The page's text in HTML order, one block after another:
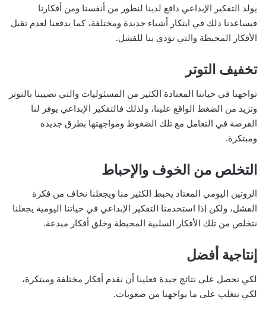
يولد التفكير الإبداعي دافع لدينا لنطور من أنفسنا ومن أفكارنا
فيساعدنا ذلك في ابتكار أشياء جديدة ومختلفة، كما يدفعنا لعدم تقبل
الأفكار المحبطة والتي تؤدي بنا للفشل.
تخفيف التوتر
تواجهنا في حياتنا المعتادة الكثير من المسئوليات والتي تصيبنا بالتوتر
وتزيد من الضغط الواقع علينا، ولذلك فالتفكير الإبداعي يوفر لنا
الفرصة في التعامل مع تلك الضغوط ومواجهتها بطرق جديدة
ومبتكرة.
التخلص من الخوف والإحباط
الروتين اليومي المعتاد يحبط الكثير منا ويجعلنا نخاف من فكرة
الفشل، ولكن إذا استخدمنا التفكير الإبداعي في حياتنا اليومية يجعلنا
نتخلص من تلك الأفكار السلبية المحبطة وخلق أفكار مبدعة.
إنتاجية أفضل
لكي نحصل على نتائج جيدة فعلينا أن نقدم أفكار مختلفة ومبتكرة،
لكي نتغلب على ما يواجهنا من صعوبات.